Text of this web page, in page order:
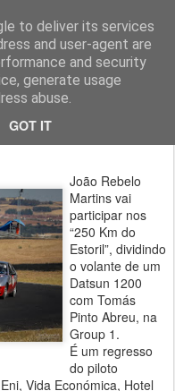
to deliver its services
and user-agent are
and security
generate usage
abuse.
GOT ITKm do Estoril
João Rebelo
Martins vai
participar nos
“250 Km do
Estoril”, dividindo
o volante de um
Datsun 1200
com Tomás
Pinto Abreu, na
Group 1.
É um regresso
do piloto
Vida Económica, Hotel